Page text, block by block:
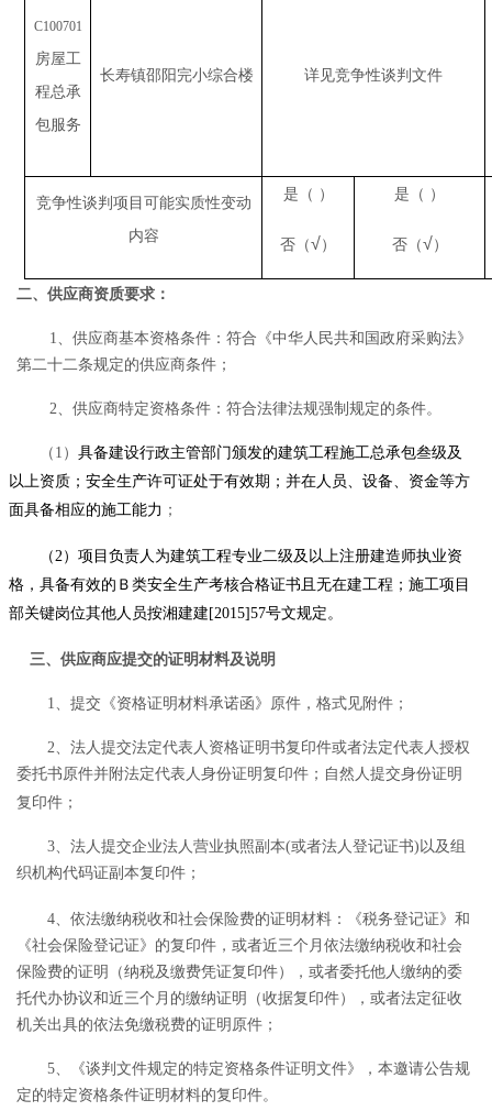
C100701
房屋工
程总承
包服务
长寿镇邵阳完小综合楼 详见竞争性谈判文件
竞争性谈判项目可能实质性变动
内容
是（ ）
否（√）
是（ ）
否（√）
二、供应商资质要求：
1、供应商基本资格条件： 符合《中华人民共和国政府采购法》
第二十二条规定的供应商条件 ；
2、供应商特定资格条件：符合法律法规强制规定的条件。
（ 1 ） 具备建设行政主管部门颁发的建筑工程施工总承包叁级及
以上资质；安全生产许可证处于有效期；并在人员、设备、资金等方
面具备相应的施工能力 ；
（2） 项目负责人为建筑工程专业二级及以上注册建造师执业资
格，具备有效的Ｂ类安全生产考核合格证书且无在建工程；施工项目
部关键岗位其他人员按湘建建 [2015]57号文规定。
三、供应商应提交的证明材料及说明
1、提交《资格证明材料承诺函》原件，格式见附件；
2、法人提交法定代表人资格证明书复印件或者法定代表人授权
委托书原件并附法定代表人身份证明复印件；自然人提交身份证明
复印件；
3、法人提交企业法人营业执照副本(或者法人登记证书)以及组
织机构代码证副本复印件 ；
4、 依法缴纳税收和社会保险费的证明材料：《税务登记证》和
《社会保险登记证》的复印件，或者近三个月依法缴纳税收和社会
保险费的证明（纳税及缴费凭证复印件），或者委托他人缴纳的委
托代办协议和近三个月的缴纳证明（收据复印件），或者法定征收
机关出具的依法免缴税费的证明原件；
5、《谈判文件规定的特定资格条件证明文件》，本邀请公告规
定的特定资格条件证明材料的复印件。